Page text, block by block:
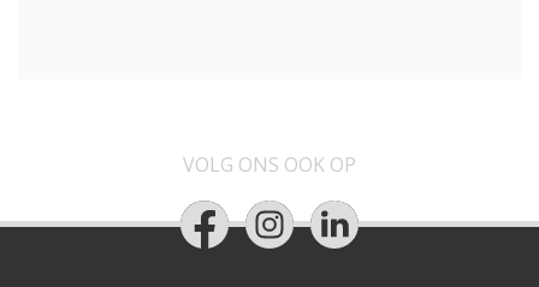
VOLG ONS OOK OP